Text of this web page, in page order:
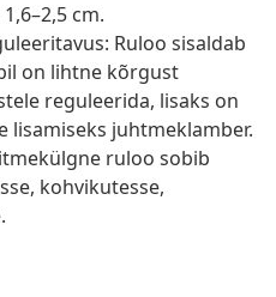
cm.
Ruloo sisaldab
on lihtne kõrgust
reguleerida, lisaks on
lisamiseks juhtmeklamber.
ruloo sobib
kohvikutesse,